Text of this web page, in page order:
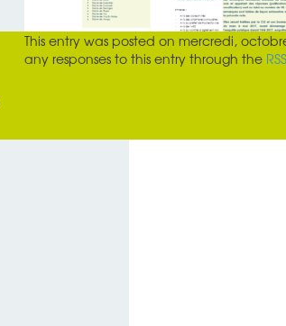
This entry was posted on mercredi,
any responses to this entry through the